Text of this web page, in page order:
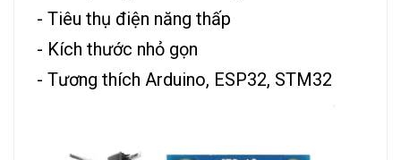
- Tiêu thụ điện năng thấp
- Kích thước nhỏ gọn
- Tương thích Arduino, ESP32, STM32